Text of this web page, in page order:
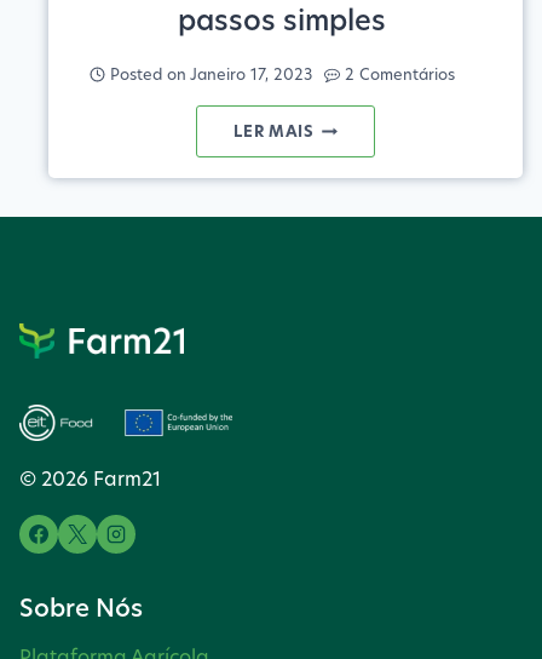
passos simples
Posted on Janeiro 17, 2023 2 Comentários
LER MAIS COMO
CRIAR
© 2026 Farm21
Sobre Nós